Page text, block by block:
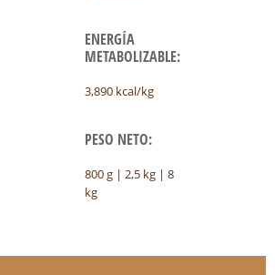
ENERGÍA
METABOLIZABLE:
3,890 kcal/kg
PESO NETO:
800 g | 2,5 kg | 8
kg